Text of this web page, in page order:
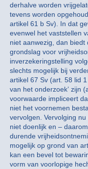
derhalve worden
tevens worden
artikel 61 b Sv). In dat
evenwel het vaststellen
niet aanwezig, dan
grondslag voor
inverzekeringstelling
slechts mogelijk bij
artikel 67 Sv (art. 58 lid
van het onderzoek’ zijn
voorwaarde impliceert
niet het voornemen
vervolgen. Vervolging
niet doenlijk en –
durende
mogelijk op grond van
kan een bevel tot
vorm van voorlopige